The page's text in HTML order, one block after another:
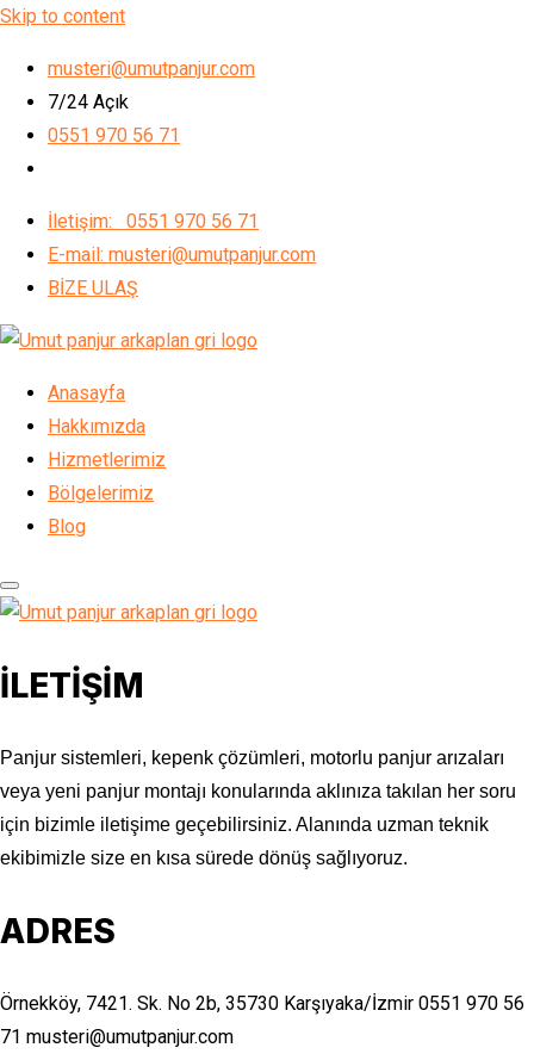
Skip to content
musteri@umutpanjur.com
7/24 Açık
0551 970 56 71
İletişim: 0551 970 56 71
E-mail: musteri@umutpanjur.com
BİZE ULAŞ
Anasayfa
Hakkımızda
Hizmetlerimiz
Bölgelerimiz
Blog
İLETİŞİM
Panjur sistemleri, kepenk çözümleri, motorlu panjur arızaları
veya yeni panjur montajı konularında aklınıza takılan her soru
için bizimle iletişime geçebilirsiniz. Alanında uzman teknik
ekibimizle size en kısa sürede dönüş sağlıyoruz.
ADRES
Örnekköy, 7421. Sk. No 2b, 35730 Karşıyaka/İzmir 0551 970 56
71 musteri@umutpanjur.com